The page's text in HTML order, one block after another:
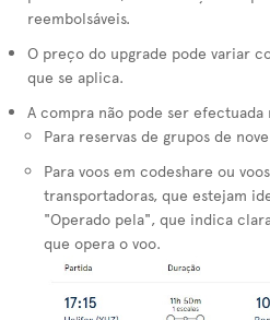
reembolsáveis.
O preço do upgrade pode variar
que se aplica.
A compra não pode ser efectuada
Para reservas de grupos de
Para voos em codeshare ou
transportadoras, que estejam
"Operado pela", que indica
que opera o voo.